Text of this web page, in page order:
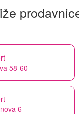
58-60
6